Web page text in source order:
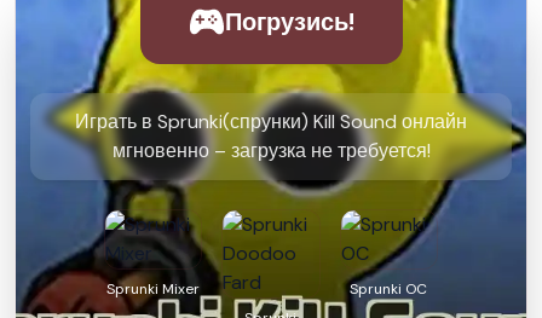
Погрузись!
Играть в Sprunki(спрунки) Kill Sound онлайн
мгновенно – загрузка не требуется!
Sprunki Mixer
Sprunki OC